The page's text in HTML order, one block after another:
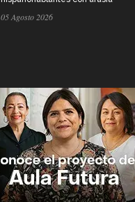
05 Agosto 2026